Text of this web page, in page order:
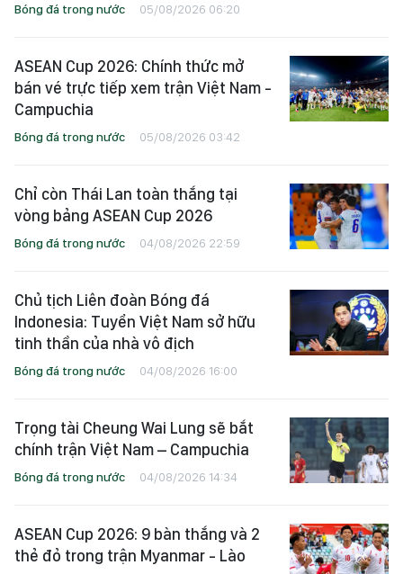
Bóng đá trong nước 05/08/2026 06:20
ASEAN Cup 2026: Chính thức mở
bán vé trực tiếp xem trận Việt Nam -
Campuchia
Bóng đá trong nước 05/08/2026 03:42
Chỉ còn Thái Lan toàn thắng tại
vòng bảng ASEAN Cup 2026
Bóng đá trong nước 04/08/2026 22:59
Chủ tịch Liên đoàn Bóng đá
Indonesia: Tuyển Việt Nam sở hữu
tinh thần của nhà vô địch
Bóng đá trong nước 04/08/2026 16:00
Trọng tài Cheung Wai Lung sẽ bắt
chính trận Việt Nam – Campuchia
Bóng đá trong nước 04/08/2026 14:34
ASEAN Cup 2026: 9 bàn thắng và 2
thẻ đỏ trong trận Myanmar - Lào